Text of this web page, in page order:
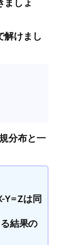
解けまし
分布と一
Y=Zは同
結果の